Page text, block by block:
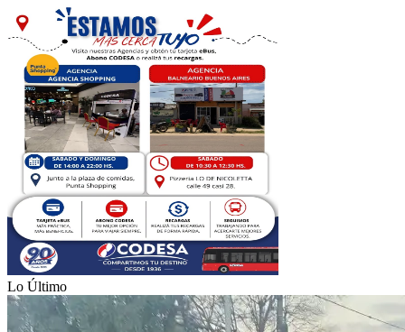
Lo Último